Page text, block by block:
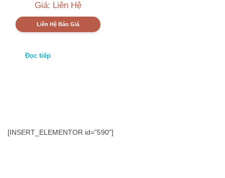
Giá: Liên Hệ
Liên Hệ Báo Giá
Đọc tiếp
[INSERT_ELEMENTOR id="590"]